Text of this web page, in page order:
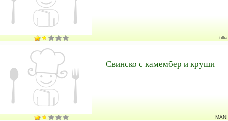
tillia
Свинско с камембер и круши
MANI